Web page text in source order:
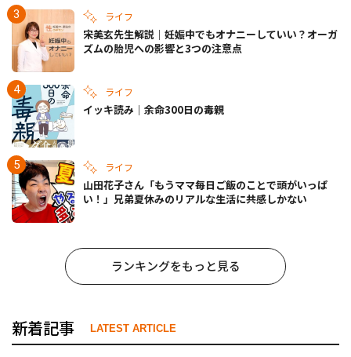
ライフ
宋美玄先生解説｜妊娠中でもオナニーしていい？オーガ
ズムの胎児への影響と3つの注意点
ライフ
イッキ読み｜余命300日の毒親
ライフ
山田花子さん「もうママ毎日ご飯のことで頭がいっぱ
い！」兄弟夏休みのリアルな生活に共感しかない
ランキングをもっと見る
新着記事 LATEST ARTICLE